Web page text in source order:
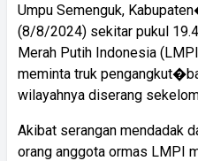
Umpu Semenguk,
(8/8/2024) sekitar pukul
Merah Putih Indonesia
meminta truk
wilayahnya diserang
Akibat serangan mendadak
orang anggota ormas LMPI